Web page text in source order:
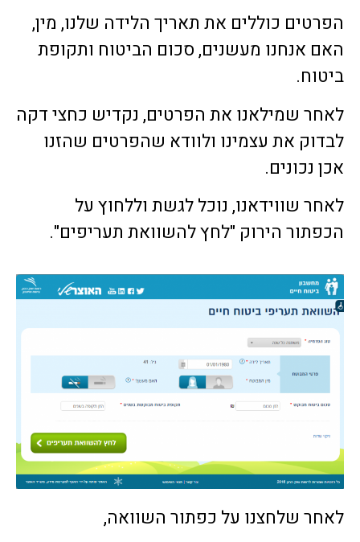
הפרטים כוללים את תאריך הלידה שלנו, מין,
האם אנחנו מעשנים, סכום הביטוח ותקופת
ביטוח.
לאחר שמילאנו את הפרטים, נקדיש כחצי דקה
לבדוק את עצמינו ולוודא שהפרטים שהזנו
אכן נכונים.
לאחר שווידאנו, נוכל לגשת וללחוץ על
הכפתור הירוק "לחץ להשוואת תעריפים".
לאחר שלחצנו על כפתור השוואה,